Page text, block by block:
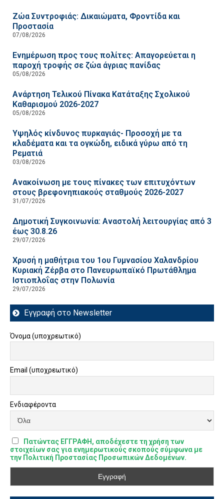
Ζώα Συντροφιάς: Δικαιώματα, Φροντίδα και
Προστασία
07/08/2026
Ενημέρωση προς τους πολίτες: Απαγορεύεται η
παροχή τροφής σε ζώα άγριας πανίδας
05/08/2026
Ανάρτηση Τελικού Πίνακα Κατάταξης Σχολικού
Καθαρισμού 2026-2027
05/08/2026
Υψηλός κίνδυνος πυρκαγιάς- Προσοχή με τα
κλαδέματα και τα ογκώδη, ειδικά γύρω από τη
Ρεματιά
03/08/2026
Ανακοίνωση με τους πίνακες των επιτυχόντων
στους βρεφονηπιακούς σταθμούς 2026-2027
31/07/2026
Δημοτική Συγκοινωνία: Αναστολή λειτουργίας από 3
έως 30.8.26
29/07/2026
Χρυσή η μαθήτρια του 1ου Γυμνασίου Χαλανδρίου
Κυριακή Ζέρβα στο Πανευρωπαϊκό Πρωτάθλημα
Ιστιοπλοΐας στην Πολωνία
29/07/2026
Εγγραφή στο Newsletter
Όνομα (υποχρεωτικό)
Email (υποχρεωτικό)
Ενδιαφέροντα
Πατώντας ΕΓΓΡΑΦΗ, αποδέχεστε τη χρήση των
στοιχείων σας για ενημερωτικούς σκοπούς σύμφωνα με
την Πολιτική Προστασίας Προσωπικών Δεδομένων.